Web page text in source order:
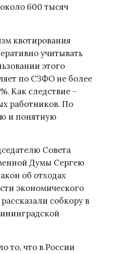
600 тысяч
квотирования
учитывать
этого
по СЗФО не более
Как следствие –
работников. По
и понятную
Совета
Думы Сергею
об отходах
экономического
собкору в
то, что в России